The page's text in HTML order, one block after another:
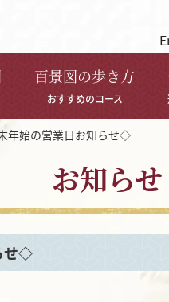
百景図の歩き方
おすすめのコース
年始の営業日お知らせ◇
お知らせ
せ◇